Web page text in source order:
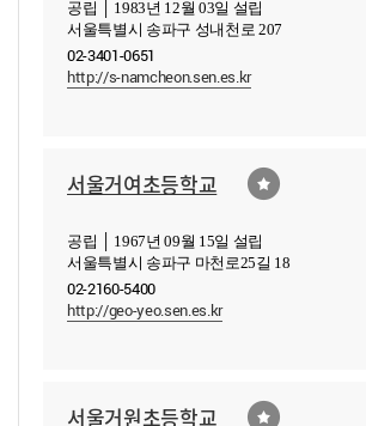
공립 │ 1983년 12월 03일 설립
서울특별시 송파구 성내천로 207
02-3401-0651
http://s-namcheon.sen.es.kr
서울거여초등학교
공립 │ 1967년 09월 15일 설립
서울특별시 송파구 마천로25길 18
02-2160-5400
http://geo-yeo.sen.es.kr
서울거원초등학교